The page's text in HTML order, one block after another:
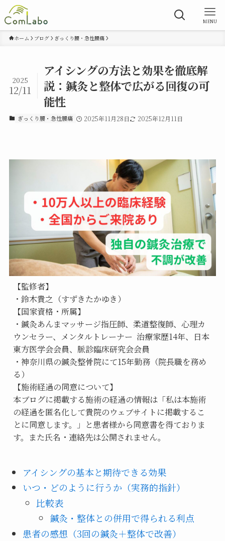
MENU
ホーム ブログ ぎっくり腰・急性腰痛
アイシングの方法と効果を徹底解
説：鍼灸と整体で広がる回復の可
能性
2025
12/11
ぎっくり腰・急性腰痛 2025年11月28日 2025年12月11日
【監修者】
・鈴木貴之（すずきたかゆき）
【国家資格・所属】
・鍼灸あんまマッサージ指圧師、柔道整復師、心理カ
ウンセラー、メンタルトレーナー  治療家歴14年、日本
東方医学会会員、脈診臨床研究会会員
・神奈川県の鍼灸整骨院にて15年勤務（院長職を務め
る）
【施術経過の同意について】
本ブログに掲載する施術の経過の情報は「私は本施術
の経過を匿名化して貴院のウェブサイトに掲載するこ
とに同意します。」と患者様から同意書を得ておりま
す。また氏名・連絡先は公開されません。
アイシングの基本と期待できる効果
いつ・どのように行うか（実務的指針）
比較表
鍼灸・整体との併用で得られる利点
患者の感想（3回の鍼灸＋整体で改善）